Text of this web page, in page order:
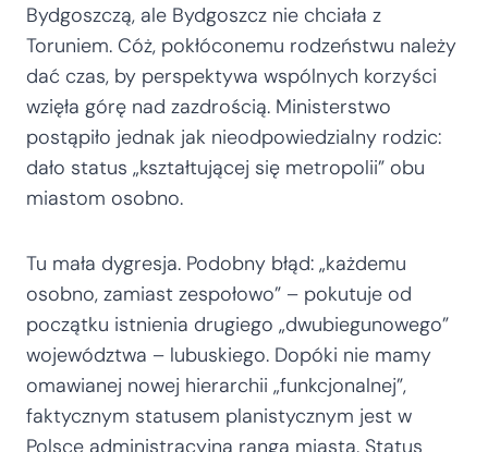
Bydgoszczą, ale Bydgoszcz nie chciała z
Toruniem. Cóż, pokłóconemu rodzeństwu należy
dać czas, by perspektywa wspólnych korzyści
wzięła górę nad zazdrością. Ministerstwo
postąpiło jednak jak nieodpowiedzialny rodzic:
dało status „kształtującej się metropolii” obu
miastom osobno.
Tu mała dygresja. Podobny błąd: „każdemu
osobno, zamiast zespołowo” – pokutuje od
początku istnienia drugiego „dwubiegunowego”
województwa – lubuskiego. Dopóki nie mamy
omawianej nowej hierarchii „funkcjonalnej”,
faktycznym statusem planistycznym jest w